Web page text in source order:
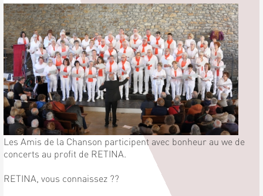
Les Amis de la Chanson participent avec bonheur au we de
concerts au profit de RETINA.
RETINA, vous connaissez ??